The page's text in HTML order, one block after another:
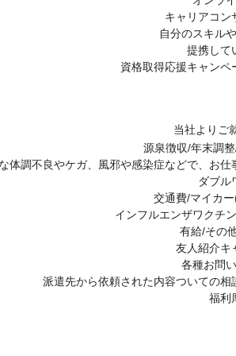
キャリアコン
自分のスキル
提携して
資格取得応援キャンペ
当社よりご
源泉徴収/年末調
体調不良やケガ、風邪や感染症などで、お
ダブル
交通費/マイカ
インフルエンザワクチ
有給/その
友人紹介キ
各種お問
派遣先から依頼された内容ついての相
福利